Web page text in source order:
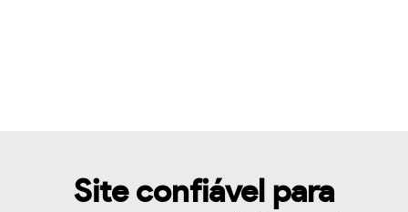
Site confiável para